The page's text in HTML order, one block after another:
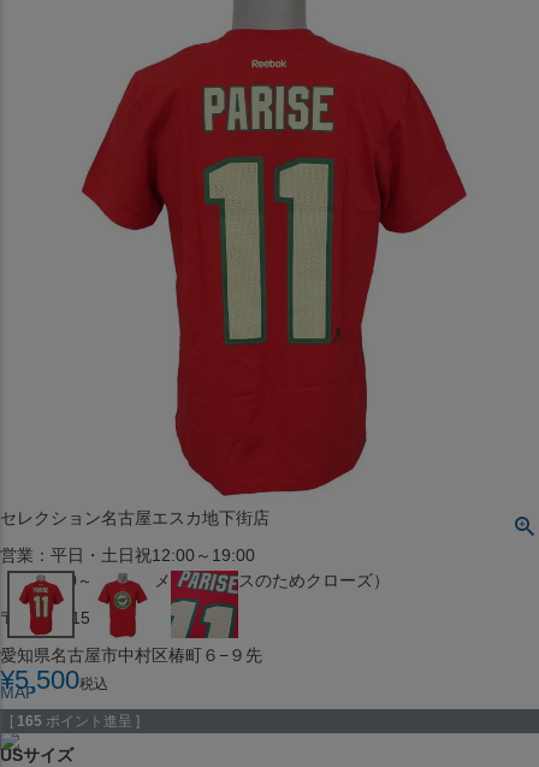
大阪府大阪市中央区西心斎橋1丁目6番14号
TEL:06-4708-3300
営業：土・日・祝日のみ 12:00-18:00
セレクション名古屋エスカ地下街店
営業：平日・土日祝12:00～19:00
（※15:00～16:00はメンテナンスのためクローズ）
〒453-0015
愛知県名古屋市中村区椿町６−９先
MAP
SHOP
¥5,500税込
[ 165 ポイント進呈 ]
USサイズ